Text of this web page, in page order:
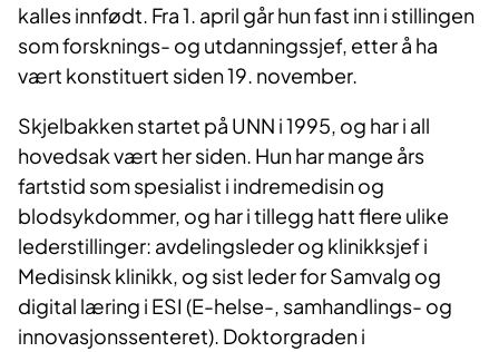
kalles innfødt. Fra 1. april går hun fast inn i stillingen
som forsknings- og utdanningssjef, etter å ha
vært konstituert siden 19. november.
Skjelbakken startet på UNN i 1995, og har i all
hovedsak vært her siden. Hun har mange års
fartstid som spesialist i indremedisin og
blodsykdommer, og har i tillegg hatt flere ulike
lederstillinger: avdelingsleder og klinikksjef i
Medisinsk klinikk, og sist leder for Samvalg og
digital læring i ESI (E-helse-, samhandlings- og
innovasjonssenteret). Doktorgraden i